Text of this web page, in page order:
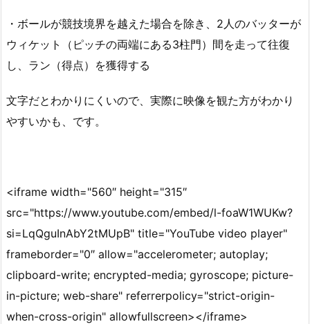
・ボールが競技境界を越えた場合を除き、2人のバッターが
ウィケット（ピッチの両端にある3柱門）間を走って往復
し、ラン（得点）を獲得する
文字だとわかりにくいので、実際に映像を観た方がわかり
やすいかも、です。
<iframe width="560″ height="315″
src="https://www.youtube.com/embed/l-foaW1WUKw?
si=LqQguInAbY2tMUpB" title="YouTube video player"
frameborder="0″ allow="accelerometer; autoplay;
clipboard-write; encrypted-media; gyroscope; picture-
in-picture; web-share" referrerpolicy="strict-origin-
when-cross-origin" allowfullscreen></iframe>